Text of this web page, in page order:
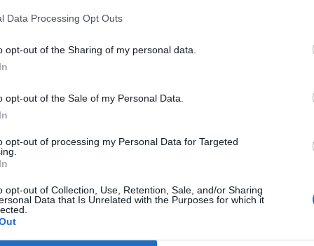
Data Processing Opt Outs
opt-out of the Sharing of my personal data.
opt-out of the Sale of my Personal Data.
opt-out of processing my Personal Data for Targeted
opt-out of Collection, Use, Retention, Sale, and/or Sharing
Data that Is Unrelated with the Purposes for which it
literackiej. Wydawałoby się, że nagła
tle malin – odmieni nastrój utworu, ale to
maliny naigrywają się półgłosem z